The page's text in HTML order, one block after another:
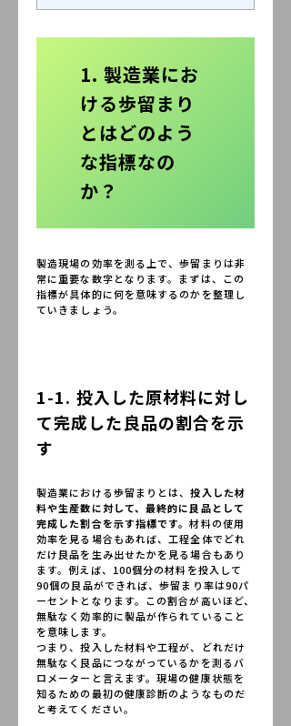
1. 製造業にお
ける歩留まり
とはどのよう
な指標なの
か？
製造現場の効率を測る上で、歩留まりは非
常に重要な数字となります。まずは、この
指標が具体的に何を意味するのかを整理し
ていきましょう。
1-1. 投入した原材料に対し
て完成した良品の割合を示
す
製造業における歩留まりとは、投入した材
料や生産数に対して、最終的に良品として
完成した割合を示す指標です。材料の使用
効率を見る場合もあれば、工程全体でどれ
だけ良品を生み出せたかを見る場合もあり
ます。例えば、100個分の材料を投入して
90個の良品ができれば、歩留まり率は90パ
ーセントとなります。この割合が高いほど、
無駄なく効率的に製品が作られていること
を意味します。
つまり、投入した材料や工程が、どれだけ
無駄なく良品につながっているかを測るバ
ロメーターと言えます。現場の健康状態を
知るための最初の健康診断のようなものだ
と考えてください。